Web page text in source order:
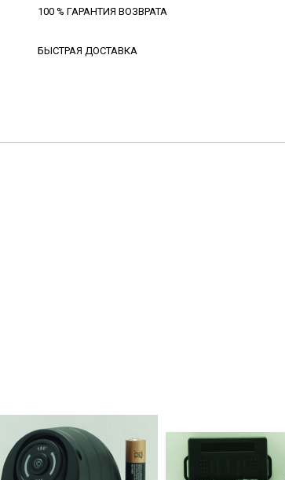
100 % ГАРАНТИЯ ВОЗВРАТА
БЫСТРАЯ ДОСТАВКА